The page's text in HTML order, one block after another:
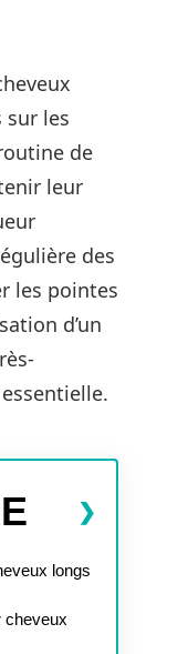
sur les
de
leur
des
les pointes
d’un
longs
cheveux